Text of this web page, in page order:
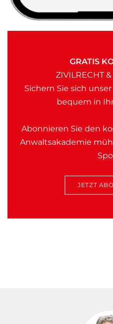
GRATIS
ZIVILRECHT
Sichern Sie sich
bequem in
Abonnieren Sie den
Anwaltsakademie
JETZT